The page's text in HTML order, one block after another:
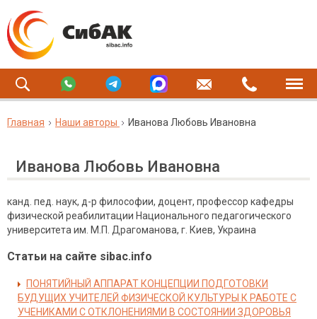
Главная Наши авторы Иванова Любовь Ивановна
Иванова Любовь Ивановна
канд. пед. наук, д-р философии, доцент, профессор кафедры
физической реабилитации Национального педагогического
университета им. М.П. Драгоманова, г. Киев, Украина
Статьи на сайте sibac.info
ПОНЯТИЙНЫЙ АППАРАТ КОНЦЕПЦИИ ПОДГОТОВКИ
БУДУЩИХ УЧИТЕЛЕЙ ФИЗИЧЕСКОЙ КУЛЬТУРЫ К РАБОТЕ С
УЧЕНИКАМИ С ОТКЛОНЕНИЯМИ В СОСТОЯНИИ ЗДОРОВЬЯ